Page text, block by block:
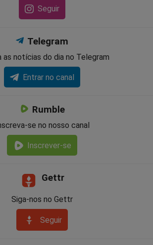
Seguir
Telegram
as notícias do dia no Telegram
Entrar no canal
Rumble
se no nosso canal
Inscrever-se
Gettr
Siga-nos no Gettr
Seguir